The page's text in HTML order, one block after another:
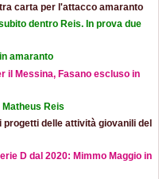
carta per l'attacco amaranto
dentro Reis. In prova due
amaranto
il Messina, Fasano escluso in
Reis
delle attività giovanili del
D dal 2020: Mimmo Maggio in